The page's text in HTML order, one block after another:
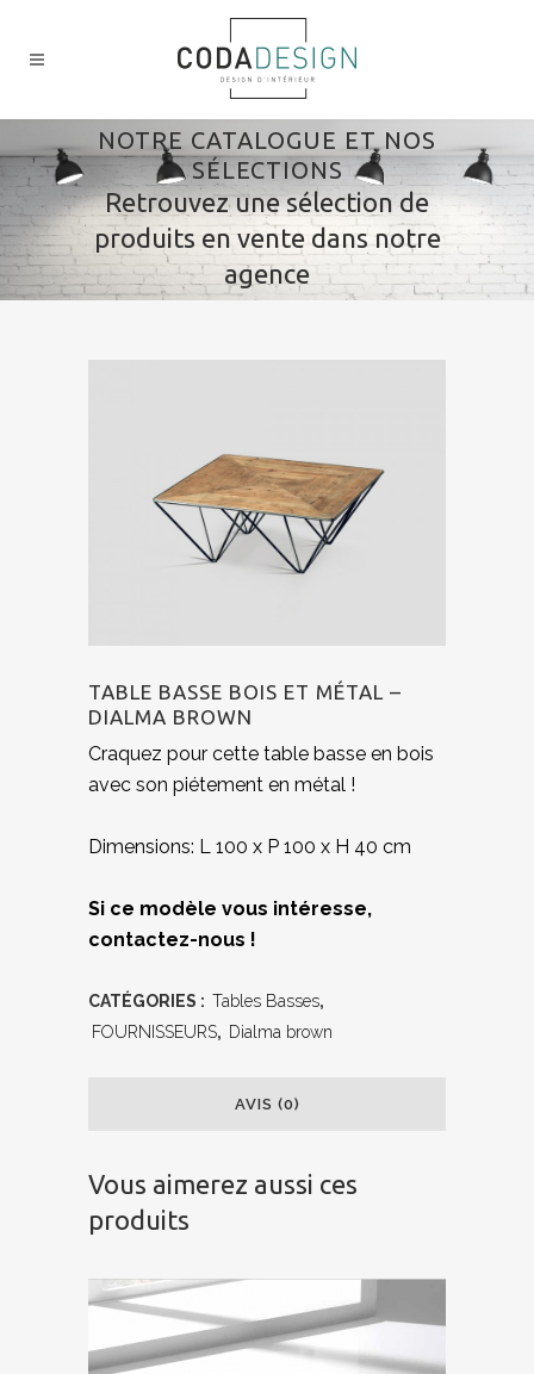
NOTRE CATALOGUE ET NOS
SÉLECTIONS
Retrouvez une sélection de
produits en vente dans notre
agence
TABLE BASSE BOIS ET MÉTAL –
DIALMA BROWN
Craquez pour cette table basse en bois
avec son piétement en métal !
Dimensions: L 100 x P 100 x H 40 cm
Si ce modèle vous intéresse,
contactez-nous !
CATÉGORIES : Tables Basses,
FOURNISSEURS, Dialma brown
AVIS (0)
Vous aimerez aussi ces
produits